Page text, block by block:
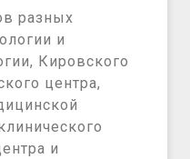
разных
и
Кировского
центра,
и